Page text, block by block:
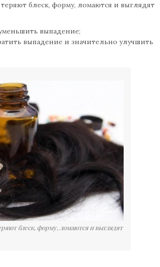
блеск, форму, ломаются и выглядят
выпадение;
выпадение и значительно улучшить
блеск, форму, ломаются и выглядят